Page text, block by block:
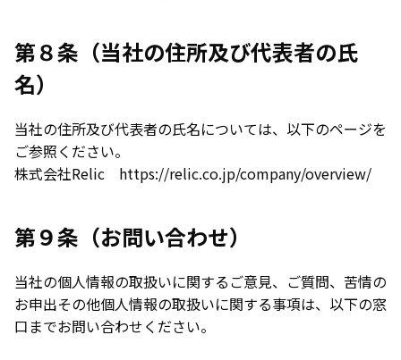
第８条（当社の住所及び代表者の氏
名）
当社の住所及び代表者の氏名については、以下のページを
ご参照ください。
株式会社Relic https://relic.co.jp/company/overview/
第９条（お問い合わせ）
当社の個人情報の取扱いに関するご意見、ご質問、苦情の
お申出その他個人情報の取扱いに関する事項は、以下の窓
口までお問い合わせください。